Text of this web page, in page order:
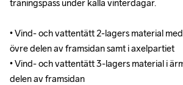
träningspass under kalla vinterdagar.
• Vind- och vattentätt 2-lagers material
övre delen av framsidan samt i axelpartiet
• Vind- och vattentätt 3-lagers material i
delen av framsidan
träningspass under kalla vinterdagar.
• Vind- och vattentätt 2-lagers material
övre delen av framsidan samt i axelpartiet
• Vind- och vattentätt 3-lagers material i
delen av framsidan